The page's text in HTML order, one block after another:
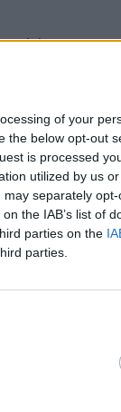
of your
the below opt-out
is processed
utilized by us
separately
the IAB’s list of
parties on the
parties.
Velykoms.
šildymą -
gelbėjimo
realiame
sąskaita
sąskaita